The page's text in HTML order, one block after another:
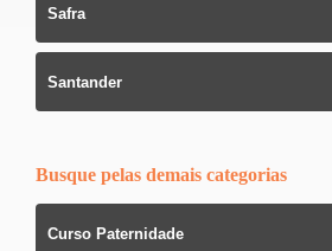
Safra
Santander
Busque pelas demais categorias
Curso Paternidade